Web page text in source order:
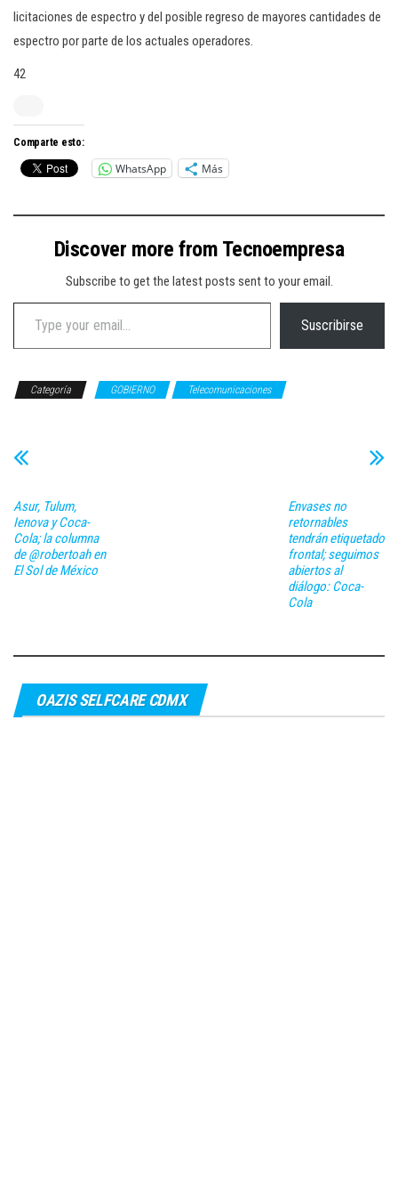
licitaciones de espectro y del posible regreso de mayores cantidades de
espectro por parte de los actuales operadores.
42
Comparte esto:
WhatsApp Más
Discover more from Tecnoempresa
Subscribe to get the latest posts sent to your email.
Type your email…
Suscribirse
Categoría GOBIERNO Telecomunicaciones
Asur, Tulum,
Ienova y Coca-
Cola; la columna
de @robertoah en
El Sol de México
Envases no
retornables
tendrán etiquetado
frontal; seguimos
abiertos al
diálogo: Coca-
Cola
OAZIS SELFCARE CDMX